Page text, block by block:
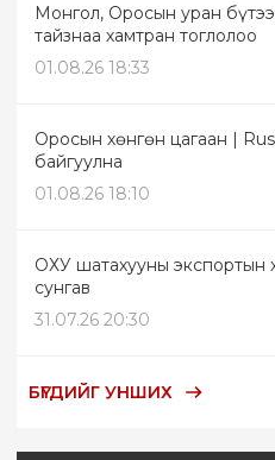
Монгол, Оросын уран
тайзнаа хамтран тоглолоо
01.08.26 18:33
Оросын хөнгөн цагаан |
байгуулна
01.08.26 18:10
ОХУ шатахууны экспортын
сунгав
31.07.26 20:30
БҮГДИЙГ УНШИХ